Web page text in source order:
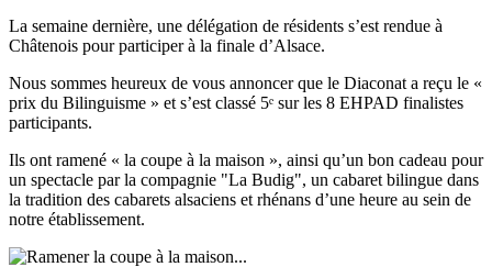
La semaine dernière, une délégation de résidents s’est rendue à
Châtenois pour participer à la finale d’Alsace.
Nous sommes heureux de vous annoncer que le Diaconat a reçu le «
prix du Bilinguisme » et s’est classé 5ᵉ sur les 8 EHPAD finalistes
participants.
Ils ont ramené « la coupe à la maison », ainsi qu’un bon cadeau pour
un spectacle par la compagnie "La Budig", un cabaret bilingue dans
la tradition des cabarets alsaciens et rhénans d’une heure au sein de
notre établissement.